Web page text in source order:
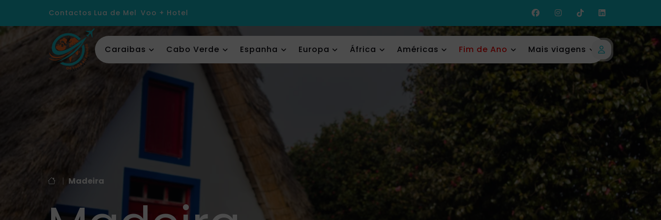
Contactos Lua de Mel Voo + Hotel
Caraibas Cabo Verde Espanha Europa África Américas Fim de Ano Mais viagens
Login
| Madeira